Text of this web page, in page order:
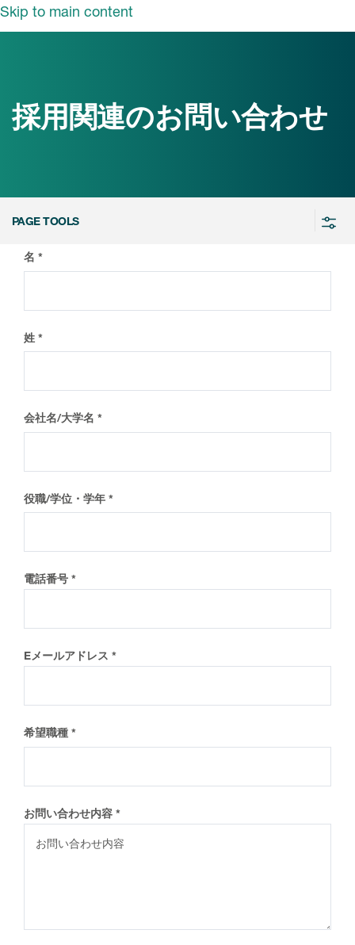
Skip to main content
ICON
ソリューション
ン
イト
採用情報
新卒採用
ス
へのお問い合わせ
採用関連のお問い合わせ
PAGE TOOLS
名
姓
会社名/大学名
役職/学位・学年
電話番号
Eメールアドレス
希望職種
お問い合わせ内容